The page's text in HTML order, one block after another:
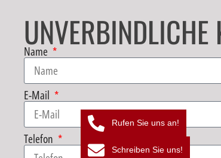
Name
E-Mail
Telefon
Rufen Sie uns an!
Schreiben Sie uns!